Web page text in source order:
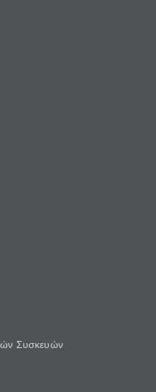
Συσκευών